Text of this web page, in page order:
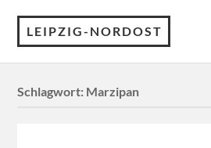
LEIPZIG-NORDOST
Schlagwort: Marzipan